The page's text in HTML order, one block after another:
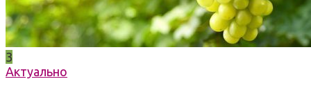
3
Актуально